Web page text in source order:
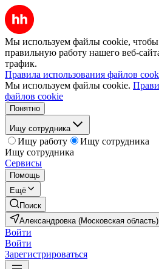
Мы используем файлы cookie, чтобы
правильную работу нашего веб-
трафик.
Правила использования файлов
Мы используем файлы cookie.
файлов cookie
Понятно
Ищу сотрудника
Ищу работу
Ищу сотрудника
Ищу сотрудника
Сервисы
Помощь
Ещё
Поиск
Александровка (Московская область)
Войти
Войти
Зарегистрироваться